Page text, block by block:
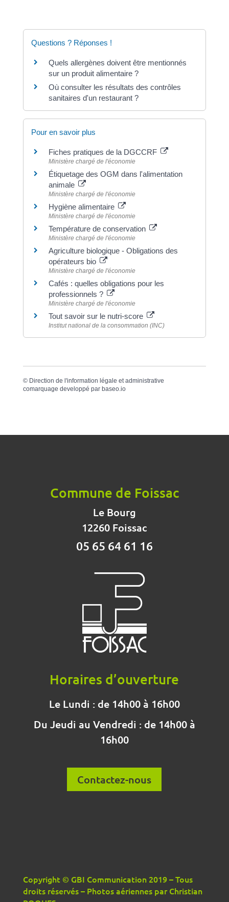
Questions ? Réponses !
Quels allergènes doivent être mentionnés
sur un produit alimentaire ?
Où consulter les résultats des contrôles
sanitaires d'un restaurant ?
Pour en savoir plus
Fiches pratiques de la DGCCRF
Ministère chargé de l'économie
Étiquetage des OGM dans l'alimentation
animale
Ministère chargé de l'économie
Hygiène alimentaire
Ministère chargé de l'économie
Température de conservation
Ministère chargé de l'économie
Agriculture biologique - Obligations des
opérateurs bio
Ministère chargé de l'économie
Cafés : quelles obligations pour les
professionnels ?
Ministère chargé de l'économie
Tout savoir sur le nutri-score
Institut national de la consommation (INC)
© Direction de l'information légale et administrative
comarquage developpé par baseo.io
Commune de Foissac
Le Bourg
12260 Foissac
05 65 64 61 16
Horaires d’ouverture
Le Lundi : de 14h00 à 16h00
Du Jeudi au Vendredi : de 14h00 à
16h00
Contactez-nous
Copyright © GBI Communication 2019 – Tous
droits réservés – Photos aériennes par Christian